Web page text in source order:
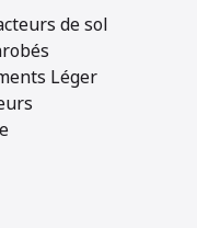
de sol
Léger